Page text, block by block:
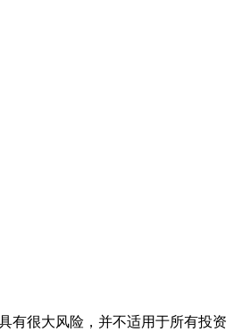
有很大风险，并不适用于所有投资